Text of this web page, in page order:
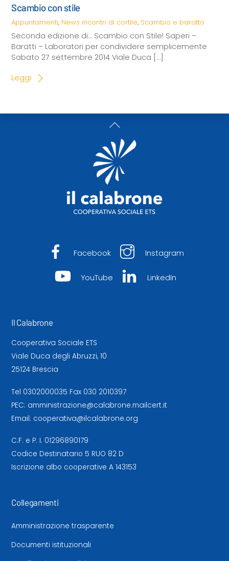
Scambio con stile
Appuntamenti, News incontri di cortile, Scambio e baratto
Seconda edizione di… Scambio con Stile! Saperi –
Baratti – Laboratori per condividere semplicemente
Sabato 27 settembre 2014 Viale Duca […]
Leggi
Back
To
Top
Facebook Instagram
YouTube LinkedIn
Il Calabrone
Cooperativa Sociale ETS
Viale Duca degli Abruzzi, 10
25124 Brescia
Tel 0302000035 Fax 030 2010397
PEC: amministrazione@calabrone.mailcert.it
Email: cooperativa@ilcalabrone.org
C.F. e P. I. 01296890179
Codice Destinatario 5 RUO 82 D
Iscrizione albo cooperative A 143153
Collegamenti
Amministrazione trasparente
Documenti istituzionali